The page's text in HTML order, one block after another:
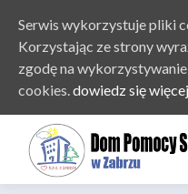
Serwis wykorzystuje pliki
Korzystając ze strony
zgodę na
cookies.dowiedz się